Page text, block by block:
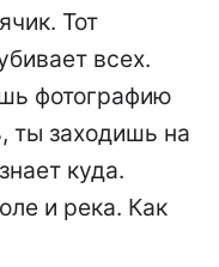
Тот
всех.
фотографию
ты заходишь на
куда.
и река. Как